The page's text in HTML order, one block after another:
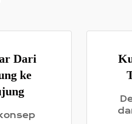
Dari
ke